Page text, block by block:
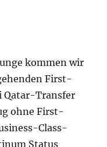
kommen wir
First-
Qatar-Transfer
ohne First-
Class-
Status